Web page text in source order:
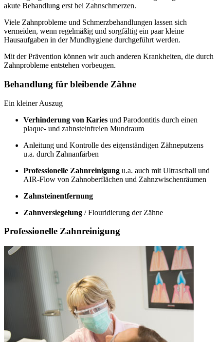
akute Behandlung erst bei Zahnschmerzen.
Viele Zahnprobleme und Schmerzbehandlungen lassen sich
vermeiden, wenn regelmäßig und sorgfältig ein paar kleine
Hausaufgaben in der Mundhygiene durchgeführt werden.
Mit der Prävention können wir auch anderen Krankheiten, die durch
Zahnprobleme entstehen vorbeugen.
Behandlung für bleibende Zähne
Ein kleiner Auszug
Verhinderung von Karies und Parodontitis durch einen
plaque- und zahnsteinfreien Mundraum
Anleitung und Kontrolle des eigenständigen Zähneputzens
u.a. durch Zahnanfärben
Professionelle Zahnreinigung u.a. auch mit Ultraschall und
AIR-Flow von Zahnoberflächen und Zahnzwischenräumen
Zahnsteinentfernung
Zahnversiegelung / Flouridierung der Zähne
Professionelle Zahnreinigung